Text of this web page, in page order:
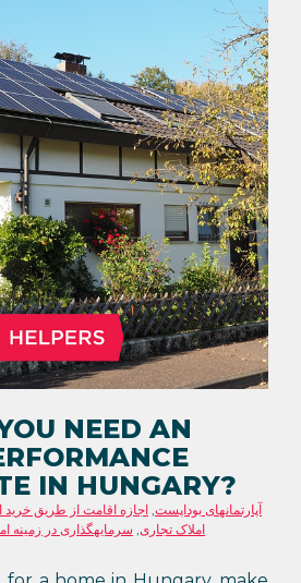
NEED AN
IN HUNGARY?
آپارتمانهای بوداپست,اجازه اقامت از طریق خرید
املاک تجاری, سرمایهگذاری در زمینه